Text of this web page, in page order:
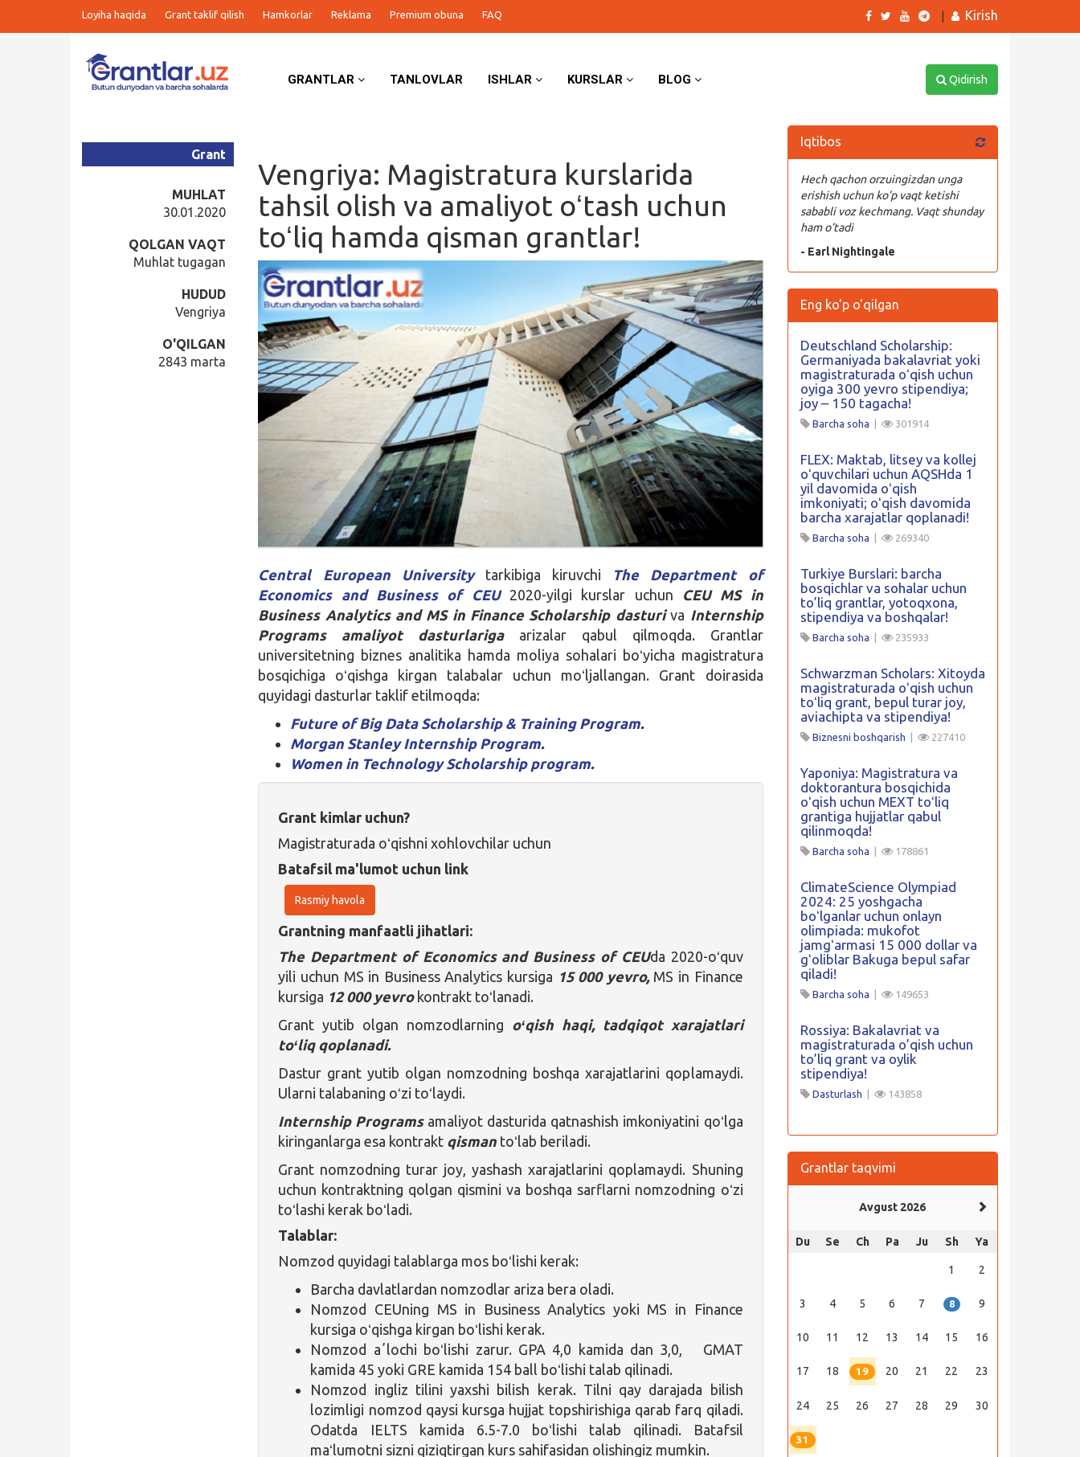
Loyiha haqida Grant taklif qilish Hamkorlar Reklama Premium obuna FAQ Kirish
GRANTLAR TANLOVLAR ISHLAR KURSLAR BLOG Qidirish
Vengriya: Magistratura kurslarida
tahsil olish va amaliyot oʻtash uchun
toʻliq hamda qisman grantlar!
Grant
MUHLAT
30.01.2020
QOLGAN VAQT
Muhlat tugagan
HUDUD
Vengriya
O'QILGAN
2843 marta
Central European Universitytarkibiga kiruvchi
The Department of
Economics and Business of CEU2020-yilgi kurslar uchun
CEU MS in
Business Analytics and MS in Finance Scholarship dasturiva Internship
Programs amaliyot dasturlariga
arizalar qabul qilmoqda. Grantlar
universitetning biznes analitika hamda moliya sohalari boʻyicha magistratura
bosqichiga oʻqishga kirgan talabalar uchun moʻljallangan. Grant doirasida
quyidagi dasturlar taklif etilmoqda:
Future of Big Data Scholarship & Training Program.
Morgan Stanley Internship Program.
Women in Technology Scholarship program.
Grant kimlar uchun?
Magistraturada oʻqishni xohlovchilar uchun
Batafsil ma'lumot uchun link
Rasmiy havola
Grantning manfaatli jihatlari:
The Department of Economics and Business of CEUda 2020-oʻquv
yili uchun MS in Business Analytics kursiga 15 000 yevro, MS in Finance
kursiga 12 000 yevrokontrakt toʻlanadi.
Grant yutib olgan nomzodlarning oʻqish haqi, tadqiqot xarajatlari
toʻliq qoplanadi.
Dastur grant yutib olgan nomzodning boshqa xarajatlarini qoplamaydi.
Ularni talabaning oʻzi toʻlaydi.
Internship Programs amaliyot dasturida qatnashish imkoniyatini qoʻlga
kiringanlarga esa kontrakt qisman toʻlab beriladi.
Grant nomzodning turar joy, yashash xarajatlarini qoplamaydi. Shuning
uchun kontraktning qolgan qismini va boshqa sarflarni nomzodning oʻzi
toʻlashi kerak boʻladi.
Talablar:
Nomzod quyidagi talablarga mos boʻlishi kerak:
Barcha davlatlardan nomzodlar ariza bera oladi.
Nomzod CEUning MS in Business Analytics yoki MS in Finance
kursiga oʻqishga kirgan boʻlishi kerak.
Nomzod aʼlochi boʻlishi zarur. GPA 4,0 kamida dan 3,0, GMAT
kamida 45 yoki GRE kamida 154 ball boʻlishi talab qilinadi.
Nomzod ingliz tilini yaxshi bilish kerak. Tilni qay darajada bilish
lozimligi nomzod qaysi kursga hujjat topshirishiga qarab farq qiladi.
Odatda IELTS kamida 6.5-7.0 boʻlishi talab qilinadi. Batafsil
maʻlumotni sizni qiziqtirgan kurs sahifasidan olishingiz mumkin.
Iqtibos
Hech qachon orzuingizdan unga
erishish uchun ko’p vaqt ketishi
sababli voz kechmang. Vaqt shunday
ham o’tadi
- Earl Nightingale
Eng ko'p o'qilgan
Deutschland Scholarship:
Germaniyada bakalavriat yoki
magistraturada oʻqish uchun
oyiga 300 yevro stipendiya;
joy – 150 tagacha!
Barcha soha 301914
FLEX: Maktab, litsey va kollej
oʻquvchilari uchun AQSHda 1
yil davomida oʻqish
imkoniyati; oʻqish davomida
barcha xarajatlar qoplanadi!
Barcha soha 269340
Turkiye Burslari: barcha
bosqichlar va sohalar uchun
to’liq grantlar, yotoqxona,
stipendiya va boshqalar!
Barcha soha 235933
Schwarzman Scholars: Xitoyda
magistraturada oʻqish uchun
toʻliq grant, bepul turar joy,
aviachipta va stipendiya!
Biznesni boshqarish 227410
Yaponiya: Magistratura va
doktorantura bosqichida
oʻqish uchun MEXT toʻliq
grantiga hujjatlar qabul
qilinmoqda!
Barcha soha 178861
ClimateScience Olympiad
2024: 25 yoshgacha
boʻlganlar uchun onlayn
olimpiada: mukofot
jamgʻarmasi 15 000 dollar va
gʻoliblar Bakuga bepul safar
qiladi!
Barcha soha 149653
Rossiya: Bakalavriat va
magistraturada o’qish uchun
to’liq grant va oylik
stipendiya!
Dasturlash 143858
Grantlar taqvimi
Avgust 2026
Du Se Ch Pa Ju Sh Ya
1 2
3 4 5 6 7 8 9
10 11 12 13 14 15 16
17 18 19 20 21 22 23
24 25 26 27 28 29 30
31